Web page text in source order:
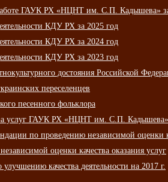
ГАУК РХ «НЦНТ им. С.П. Кадышева»
КДУ РХ за 2025 год
КДУ РХ за 2024 год
КДУ РХ за 2023 год
достояния Российской
переселенцев
песенного фольклора
услуг ГАУК РХ «НЦНТ им. С.П. Кадышева»
по проведению независимой оценки
оценки качества оказания услуг
качества деятельности на 2017 г.